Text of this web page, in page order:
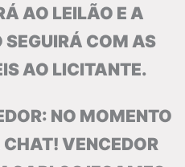
AO LEILÃO E A
COM AS
AO LICITANTE.
NO MOMENTO
VENCEDOR